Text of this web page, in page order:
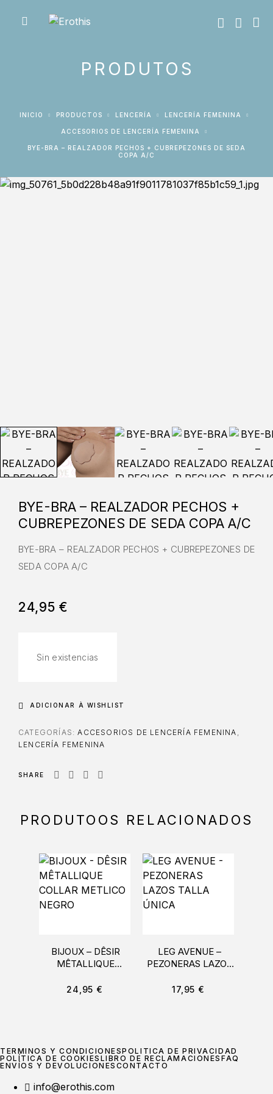
PRODUTOS
INICIO PRODUCTOS LENCERÍA LENCERÍA FEMENINA
ACCESORIOS DE LENCERÍA FEMENINA
BYE-BRA – REALZADOR PECHOS + CUBREPEZONES DE SEDA
COPA A/C
BYE-BRA – REALZADOR PECHOS +
CUBREPEZONES DE SEDA COPA A/C
BYE-BRA – REALZADOR PECHOS + CUBREPEZONES DE
SEDA COPA A/C
24,95 €
Sin existencias
ADICIONAR À WISHLIST
CATEGORÍAS:ACCESORIOS DE LENCERÍA FEMENINA
LENCERÍA FEMENINA
SHARE
PRODUTOOS RELACIONADOS
BIJOUX – DÊSIR
MÊTALLIQUE
NEGRO
24,95 €
LEG AVENUE –
PEZONERAS LAZOS
17,95 €
TÉRMINOS Y CONDICIONESPOLÍTICA DE PRIVACIDAD
POLÍTICA DE COOKIES LIBRO DE RECLAMACIONES FAQ
ENVÍOS Y DEVOLUCIONES CONTACTO
info@erothis.com